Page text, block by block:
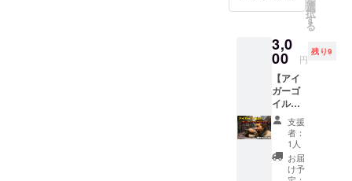
「たっ
たの2日
間！」
限られ
た時間
内に君
はこれ
を手に
入れる
事が出
来る
選
択
す
る
3,0
00 円
残り9
【アイ
ガーゴ
イルの
モーニ
ング
コー
ル】
ドーパ
支援
者：
1人
お届
け予